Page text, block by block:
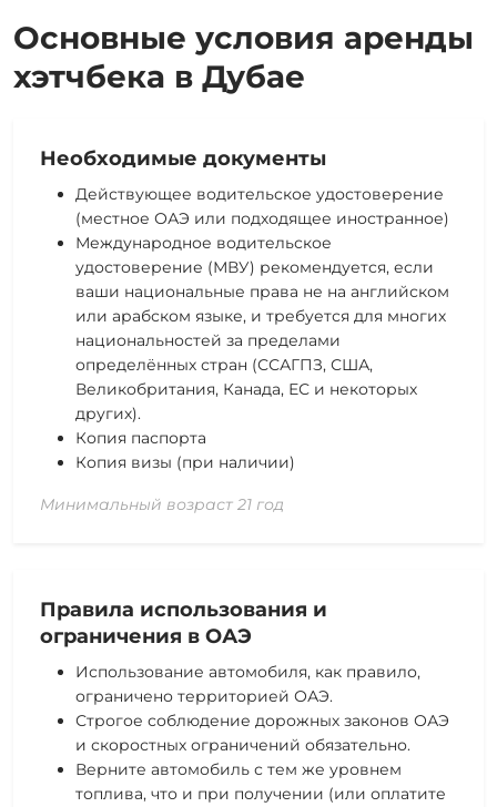
Основные условия аренды
хэтчбека в Дубае
Необходимые документы
Действующее водительское удостоверение
(местное ОАЭ или подходящее иностранное)
Международное водительское
удостоверение (МВУ) рекомендуется, если
ваши национальные права не на английском
или арабском языке, и требуется для многих
национальностей за пределами
определённых стран (ССАГПЗ, США,
Великобритания, Канада, ЕС и некоторых
других).
Копия паспорта
Копия визы (при наличии)
Минимальный возраст 21 год
Правила использования и
ограничения в ОАЭ
Использование автомобиля, как правило,
ограничено территорией ОАЭ.
Строгое соблюдение дорожных законов ОАЭ
и скоростных ограничений обязательно.
Верните автомобиль с тем же уровнем
топлива, что и при получении (или оплатите